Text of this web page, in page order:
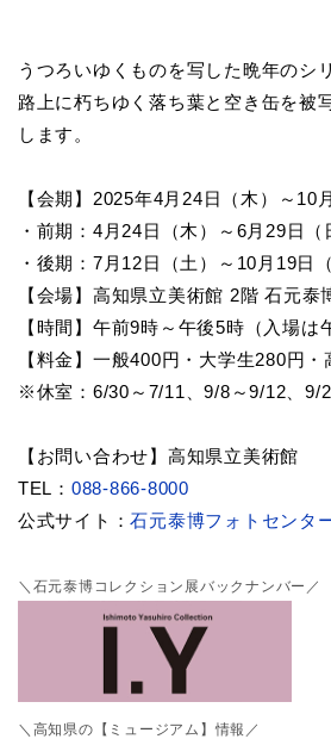
うつろいゆくものを写した晩年のシ
路上に朽ちゆく落ち葉と空き缶を被
します。
【会期】2025年4月24日（木）～10
・前期：4月24日（木）～6月29日（
・後期：7月12日（土）～10月19日（
【会場】高知県立美術館 2階 石元泰
【時間】午前9時～午後5時（入場は
【料金】一般400円・大学生280円
※休室：6/30～7/11、9/8～9/12、9/
【お問い合わせ】高知県立美術館
TEL： 088-866-8000
公式サイト：石元泰博フォトセンタ
＼石元泰博コレクション展バックナンバー／
＼高知県の【ミュージアム】情報／